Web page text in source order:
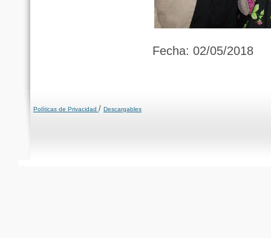
Fecha: 02/05/2018
Políticas de Privacidad / Descargables